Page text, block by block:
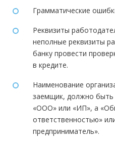
Грамматические
Реквизиты
неполные реквизиты
банку провести
в кредите.
Наименование
заемщик, должно быть
«ООО» или «ИП», а
ответственностью»
предприниматель».